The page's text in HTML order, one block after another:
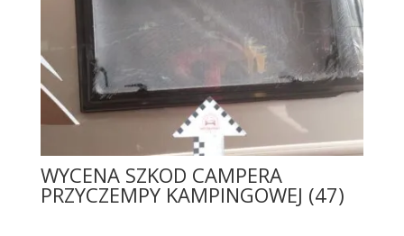
WYCENA SZKOD CAMPERA
PRZYCZEMPY KAMPINGOWEJ (47)